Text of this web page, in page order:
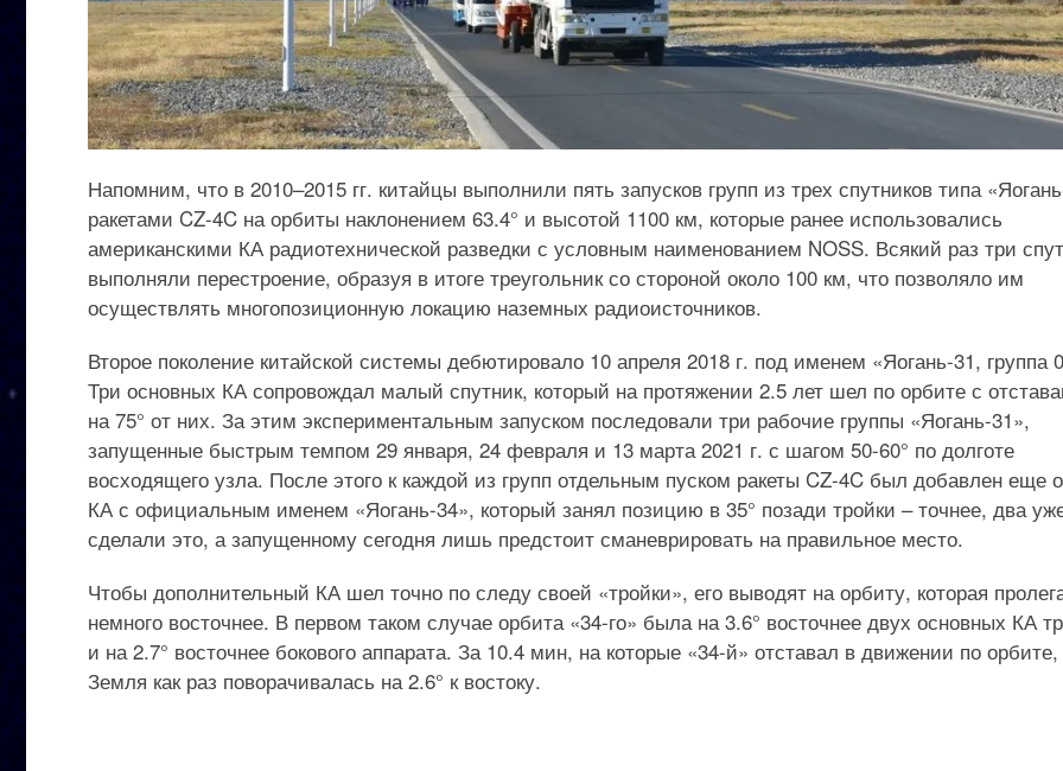
Напомним, что в 2010–2015 гг. китайцы выполнили пять запусков групп из трех спутников типа
ракетами CZ-4C на орбиты наклонением 63.4° и высотой 1100 км, которые ранее использовались
американскими КА радиотехнической разведки с условным наименованием NOSS. Всякий раз три
выполняли перестроение, образуя в итоге треугольник со стороной около 100 км, что позволяло им
осуществлять многопозиционную локацию наземных радиоисточников.
Второе поколение китайской системы дебютировало 10 апреля 2018 г. под именем «Яогань-31, группа
Три основных КА сопровождал малый спутник, который на протяжении 2.5 лет шел по орбите с
на 75° от них. За этим экспериментальным запуском последовали три рабочие группы «Яогань-31»,
запущенные быстрым темпом 29 января, 24 февраля и 13 марта 2021 г. с шагом 50-60° по долготе
восходящего узла. После этого к каждой из групп отдельным пуском ракеты CZ-4C был добавлен еще
КА с официальным именем «Яогань-34», который занял позицию в 35° позади тройки – точнее, два
сделали это, а запущенному сегодня лишь предстоит сманеврировать на правильное место.
Чтобы дополнительный КА шел точно по следу своей «тройки», его выводят на орбиту, которая
немного восточнее. В первом таком случае орбита «34-го» была на 3.6° восточнее двух основных КА
и на 2.7° восточнее бокового аппарата. За 10.4 мин, на которые «34-й» отставал в движении по орбите,
Земля как раз поворачивалась на 2.6° к востоку.